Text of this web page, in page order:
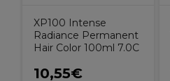
XP100 Intense
Radiance Permanent
Hair Color 100ml 7.0C
10,55€